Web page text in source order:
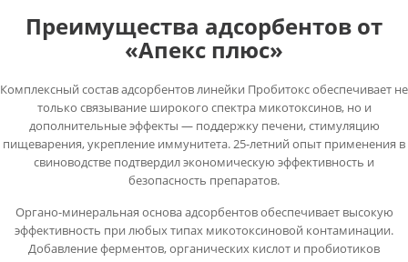
Преимущества адсорбентов от
«Апекс плюс»
Комплексный состав адсорбентов линейки Пробитокс обеспечивает не
только связывание широкого спектра микотоксинов, но и
дополнительные эффекты — поддержку печени, стимуляцию
пищеварения, укрепление иммунитета. 25-летний опыт применения в
свиноводстве подтвердил экономическую эффективность и
безопасность препаратов.
Органо-минеральная основа адсорбентов обеспечивает высокую
эффективность при любых типах микотоксиновой контаминации.
Добавление ферментов, органических кислот и пробиотиков